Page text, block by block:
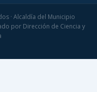
· Alcaldía del Municipio
por Dirección de Ciencia y